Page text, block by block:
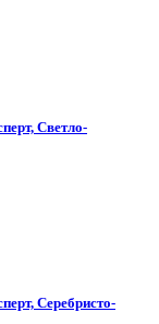
Светло-
Серебристо-